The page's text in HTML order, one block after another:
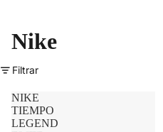
Nike
Filtrar
NIKE
TIEMPO
LEGEND